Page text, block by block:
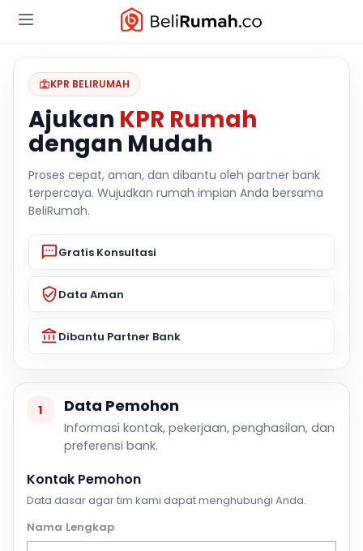
KPR BELIRUMAH
Ajukan KPR Rumah
dengan Mudah
Proses cepat, aman, dan dibantu oleh partner bank
terpercaya. Wujudkan rumah impian Anda bersama
BeliRumah.
Gratis Konsultasi
Data Aman
Dibantu Partner Bank
1 Data Pemohon
Informasi kontak, pekerjaan, penghasilan, dan
preferensi bank.
Kontak Pemohon
Data dasar agar tim kami dapat menghubungi Anda.
Nama Lengkap